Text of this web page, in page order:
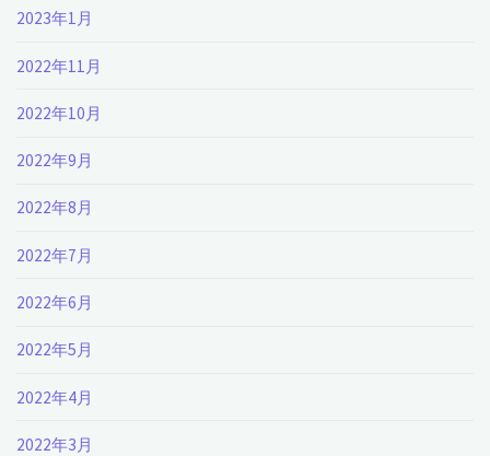
2023年1月
2022年11月
2022年10月
2022年9月
2022年8月
2022年7月
2022年6月
2022年5月
2022年4月
2022年3月